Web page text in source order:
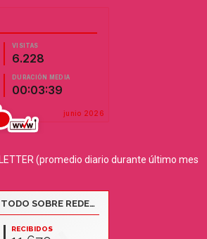
(promedio diario durante último mes